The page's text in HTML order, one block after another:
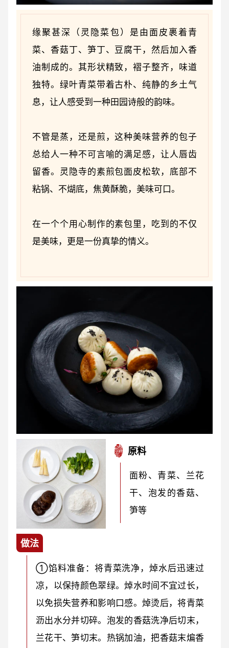
缘聚甚深（灵隐菜包）是由面皮裹着青
菜、香菇丁、笋丁、豆腐干，然后加入香
油制成的。其形状精致，褶子整齐，味道
独特。绿叶青菜带着古朴、纯静的乡土气
息，让人感受到一种田园诗般的韵味。
不管是蒸，还是煎，这种美味营养的包子
总给人一种不可言喻的满足感，让人唇齿
留香。灵隐寺的素煎包面皮松软，底部不
粘锅、不煳底，焦黄酥脆，美味可口。
在一个个用心制作的素包里，吃到的不仅
是美味，更是一份真挚的情义。
原料
面粉、青菜、兰花
干、泡发的香菇、
笋等
做法
①馅料准备：将青菜洗净，焯水后迅速过
凉，以保持颜色翠绿。焯水时间不宜过长，
以免损失营养和影响口感。焯烫后，将青菜
沥出水分并切碎。泡发的香菇洗净后切末，
兰花干、笋切末。热锅加油，把香菇末煸香